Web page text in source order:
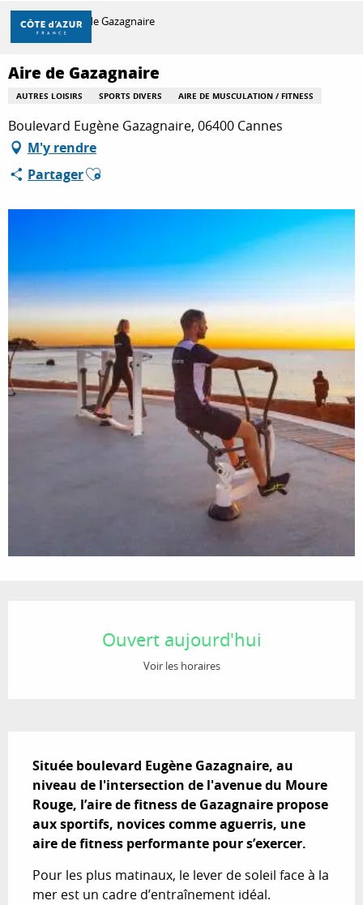
Aller
contenu
principal
DÉCOUVRIR
À FAIRE
SÉJOURNER
Accueil Aire de Gazagnaire
Aire de Gazagnaire
AUTRES LOISIRS SPORTS DIVERS AIRE DE MUSCULATION / FITNESS
Boulevard Eugène Gazagnaire, 06400 Cannes
M'y rendre
PartagerAjouter aux favoris
Ouvert aujourd'hui
Voir les horaires
Située boulevard Eugène Gazagnaire, au
niveau de l'intersection de l'avenue du Moure
Rouge, l’aire de fitness de Gazagnaire propose
aux sportifs, novices comme aguerris, une
aire de fitness performante pour s’exercer.
Pour les plus matinaux, le lever de soleil face à la
mer est un cadre d’entraînement idéal.